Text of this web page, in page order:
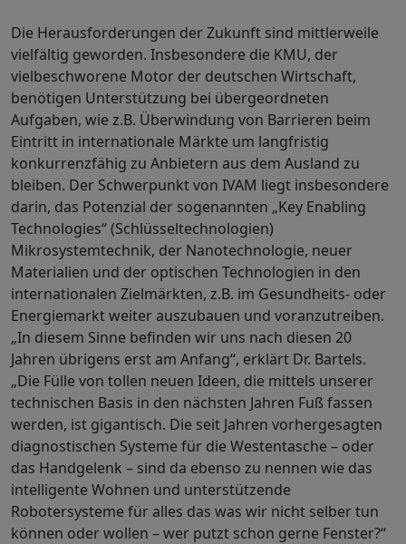
Die Herausforderungen der Zukunft sind mittlerweile
vielfältig geworden. Insbesondere die KMU, der
vielbeschworene Motor der deutschen Wirtschaft,
benötigen Unterstützung bei übergeordneten
Aufgaben, wie z.B. Überwindung von Barrieren beim
Eintritt in internationale Märkte um langfristig
konkurrenzfähig zu Anbietern aus dem Ausland zu
bleiben. Der Schwerpunkt von IVAM liegt insbesondere
darin, das Potenzial der sogenannten „Key Enabling
Technologies“ (Schlüsseltechnologien)
Mikrosystemtechnik, der Nanotechnologie, neuer
Materialien und der optischen Technologien in den
internationalen Zielmärkten, z.B. im Gesundheits- oder
Energiemarkt weiter auszubauen und voranzutreiben.
„In diesem Sinne befinden wir uns nach diesen 20
Jahren übrigens erst am Anfang“, erklärt Dr. Bartels.
„Die Fülle von tollen neuen Ideen, die mittels unserer
technischen Basis in den nächsten Jahren Fuß fassen
werden, ist gigantisch. Die seit Jahren vorhergesagten
diagnostischen Systeme für die Westentasche – oder
das Handgelenk – sind da ebenso zu nennen wie das
intelligente Wohnen und unterstützende
Robotersysteme für alles das was wir nicht selber tun
können oder wollen – wer putzt schon gerne Fenster?“